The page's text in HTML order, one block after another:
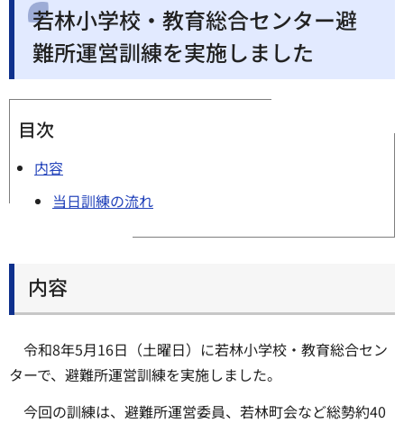
若林小学校・教育総合センター避
難所運営訓練を実施しました
目次
内容
当日訓練の流れ
内容
令和8年5月16日（土曜日）に若林小学校・教育総合セン
ターで、避難所運営訓練を実施しました。
今回の訓練は、避難所運営委員、若林町会など総勢約40